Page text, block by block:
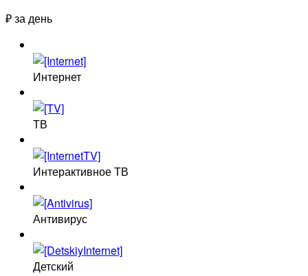
₽ за день
Интернет
ТВ
Интерактивное ТВ
Антивирус
Детский